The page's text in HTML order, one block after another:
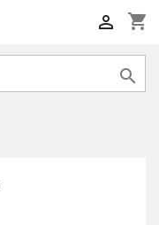
shopping_cart

